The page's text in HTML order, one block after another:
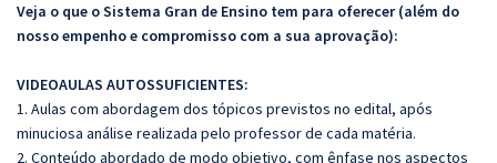
Veja o que o Sistema Gran de Ensino tem para oferecer (além do
nosso empenho e compromisso com a sua aprovação):
VIDEOAULAS AUTOSSUFICIENTES:
1. Aulas com abordagem dos tópicos previstos no edital, após
minuciosa análise realizada pelo professor de cada matéria.
2. Conteúdo abordado de modo objetivo, com ênfase nos aspectos